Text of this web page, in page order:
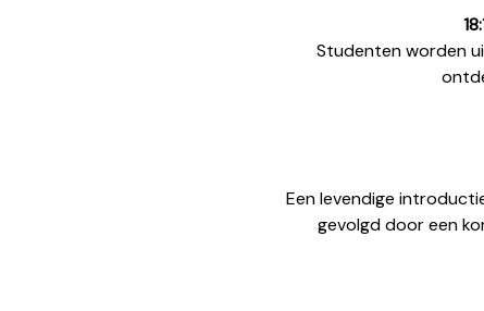
Studenten worden
Een levendige
gevolgd door een